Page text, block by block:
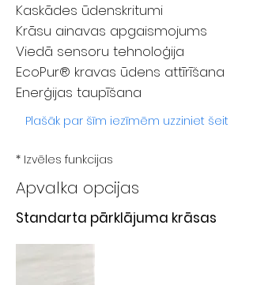
Kaskādes ūdenskritumi
Krāsu ainavas apgaismojums
Viedā sensoru tehnoloģija
EcoPur® kravas ūdens attīrīšana
Enerģijas taupīšana
Plašāk par šīm iezīmēm uzziniet šeit
* Izvēles funkcijas
Apvalka opcijas
Standarta pārklājuma krāsas